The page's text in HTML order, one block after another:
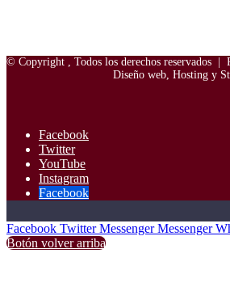
© Copyright , Todos los derechos reservados |
Diseño web, Hosting y
Facebook
Twitter
YouTube
Instagram
Facebook
Facebook Twitter Messenger Messenger
Botón volver arriba